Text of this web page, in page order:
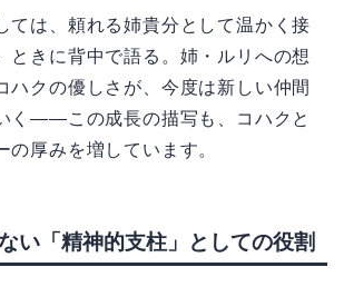
ては、頼れる姉貴分として温かく接
ときに背中で語る。姉・ルリへの想
ハクの優しさが、今度は新しい仲間
く――この成長の描写も、コハクと
の厚みを増しています。
い「精神的支柱」としての役割